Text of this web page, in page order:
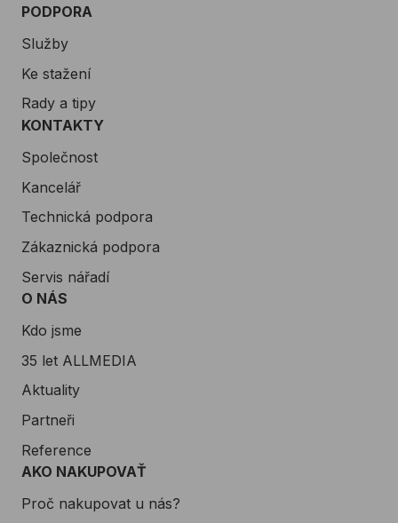
PODPORA
Služby
Ke stažení
Rady a tipy
KONTAKTY
Společnost
Kancelář
Technická podpora
Zákaznická podpora
Servis nářadí
O NÁS
Kdo jsme
35 let ALLMEDIA
Aktuality
Partneři
Reference
AKO NAKUPOVAŤ
Proč nakupovat u nás?